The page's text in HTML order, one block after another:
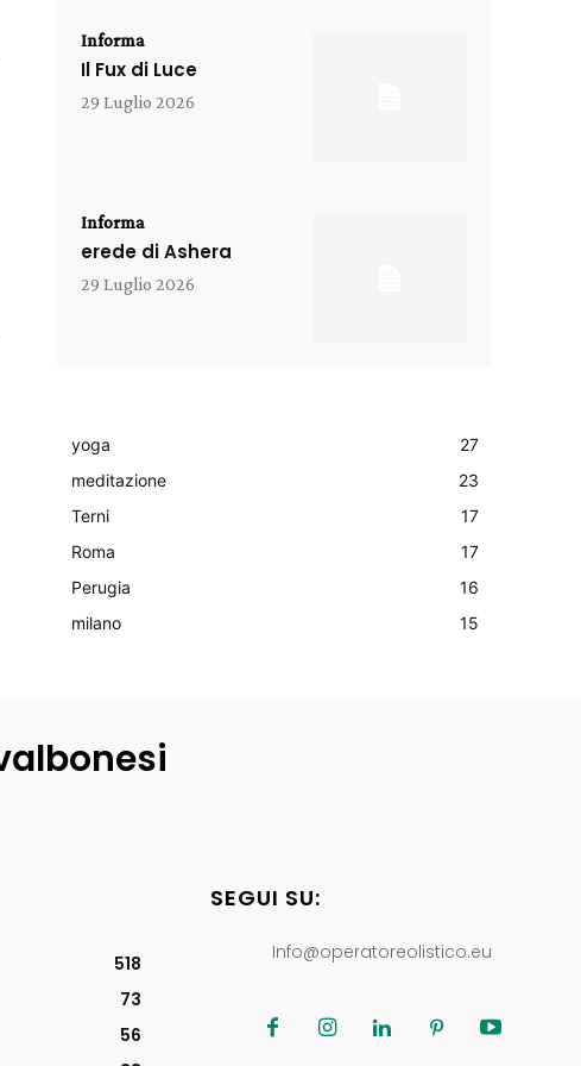
Informa
Il Fux di Luce
29 Luglio 2026
Informa
erede di Ashera
29 Luglio 2026
yoga
27
meditazione
23
Terni
17
Roma
17
Perugia
16
milano
15
518
73
56
SEGUI SU:
Info@operatoreolistico.eu